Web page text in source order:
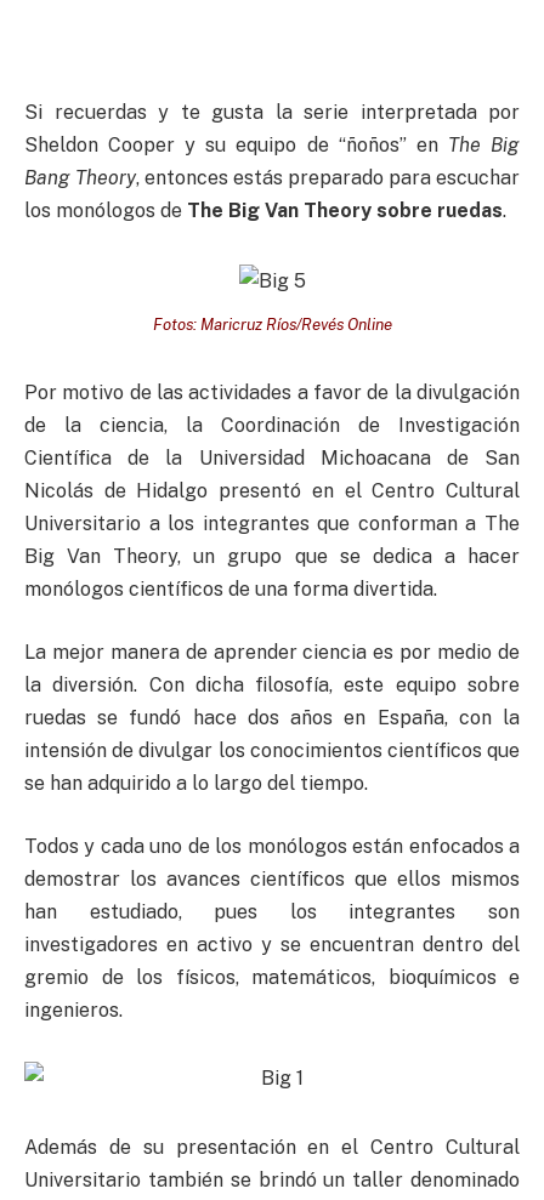
Si recuerdas y te gusta la serie interpretada por
Sheldon Cooper y su equipo de “ñoños” en The Big
Bang Theory, entonces estás preparado para escuchar
los monólogos de The Big Van Theory sobre ruedas.
Fotos: Maricruz Ríos/Revés Online
Por motivo de las actividades a favor de la divulgación
de la ciencia, la Coordinación de Investigación
Científica de la Universidad Michoacana de San
Nicolás de Hidalgo presentó en el Centro Cultural
Universitario a los integrantes que conforman a The
Big Van Theory, un grupo que se dedica a hacer
monólogos científicos de una forma divertida.
La mejor manera de aprender ciencia es por medio de
la diversión. Con dicha filosofía, este equipo sobre
ruedas se fundó hace dos años en España, con la
intensión de divulgar los conocimientos científicos que
se han adquirido a lo largo del tiempo.
Todos y cada uno de los monólogos están enfocados a
demostrar los avances científicos que ellos mismos
han estudiado, pues los integrantes son
investigadores en activo y se encuentran dentro del
gremio de los físicos, matemáticos, bioquímicos e
ingenieros.
Además de su presentación en el Centro Cultural
Universitario también se brindó un taller denominado